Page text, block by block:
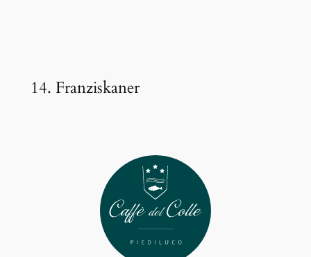
14. Franziskaner